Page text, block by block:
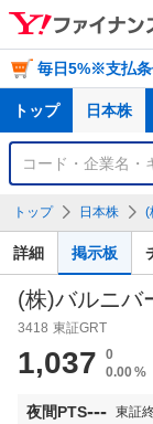
毎日5%※支払条
サ
トップ 日本株
銘
検
索
トップ 日本株 (
詳細 掲示板
(株)バルニバ
3418 東証GRT
1,037
0
0.00%
夜間PTS--- 東証